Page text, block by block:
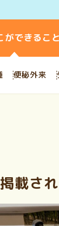
ができること
便秘外来
載され